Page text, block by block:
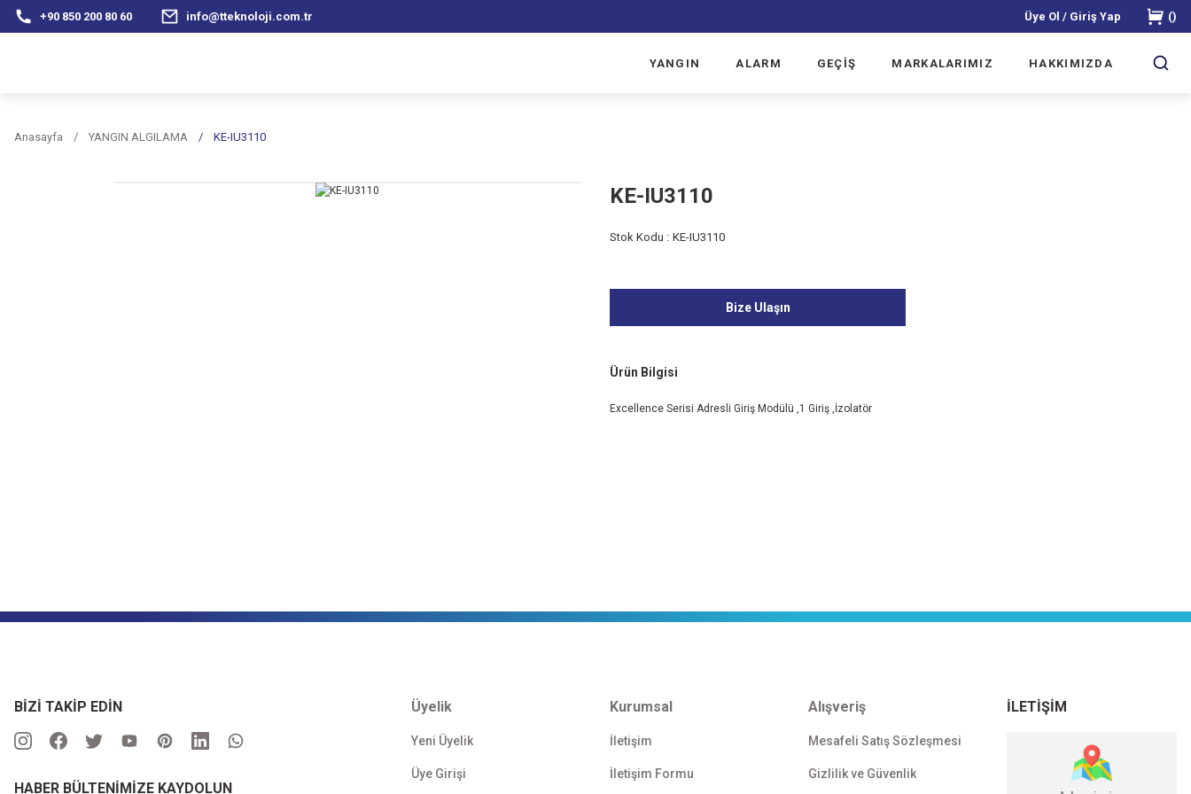
+90 850 200 80 60 info@tteknoloji.com.tr Üye Ol / Giriş Yap ()
YANGIN ALARM GEÇİŞ MARKALARIMIZ HAKKIMIZDA
Anasayfa YANGIN ALGILAMA KE-IU3110
KE-IU3110
Stok Kodu : KE-IU3110
Bize Ulaşın
Ürün Bilgisi
Excellence Serisi Adresli Giriş Modülü ,1 Giriş ,İzolatör
BİZİ TAKİP EDİN
HABER BÜLTENİMİZE KAYDOLUN
Üyelik
Yeni Üyelik
Üye Girişi
Kurumsal
İletişim
İletişim Formu
Alışveriş
Mesafeli Satış Sözleşmesi
Gizlilik ve Güvenlik
İLETİŞİM